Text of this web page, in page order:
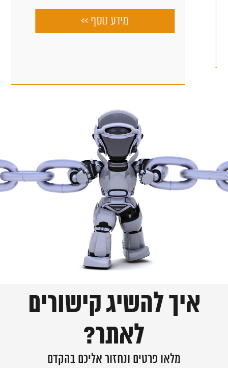
מידע נוסף >>
איך להשיג קישורים
לאתר?
מלאו פרטים ונחזור אליכם בהקדם